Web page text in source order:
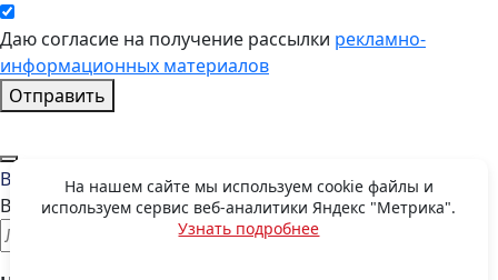
Даю согласие на получение рассылки рекламно-
информационных материалов
Отправить
Восстановить пароль
Введите E-mail, указанный при регистрации
На нашем сайте мы используем cookie файлы и
используем сервис веб-аналитики Яндекс "Метрика".
Узнать подробнее